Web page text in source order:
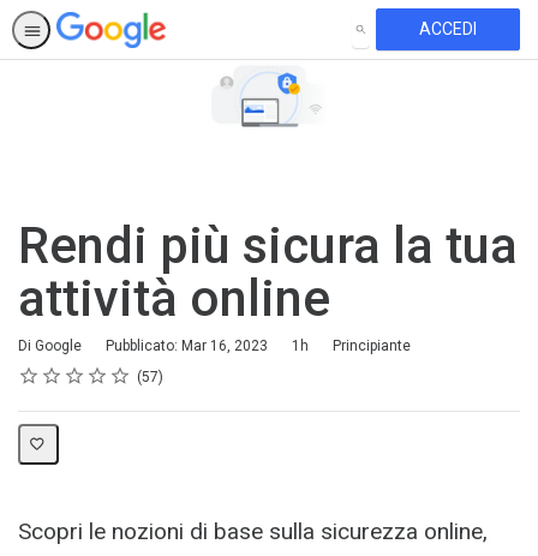
CERCA ACCEDI
Rendi più sicura la tua
attività online
Di Google Pubblicato: Mar 16, 2023
Durata 1h
Difficoltà
Principiante
Valutazione
1 stella
2 stelle
3 stelle
4 stelle
5 stelle
Valutazione media: 4.8
57
57 recensioni
Scopri le nozioni di base sulla sicurezza online,